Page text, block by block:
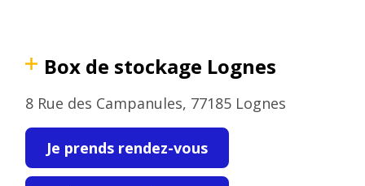
Box de stockage Lognes
8 Rue des Campanules, 77185 Lognes
Je prends rendez-vous